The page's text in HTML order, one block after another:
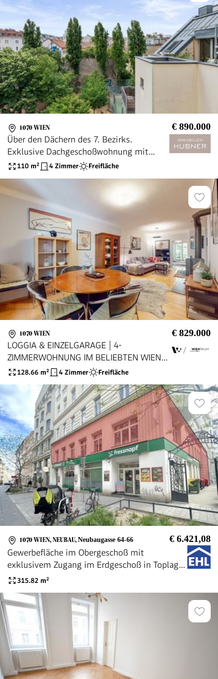
1070 WIEN € 890.000
Über den Dächern des 7. Bezirks.
Exklusive Dachgeschoßwohnung mit
Terrasse in der Burggasse!
110 m² 4 Zimmer Freifläche
1070 WIEN € 829.000
LOGGIA & EINZELGARAGE | 4-
ZIMMERWOHNUNG IM BELIEBTEN WIEN-
NEUBAU
128.66 m² 4 Zimmer Freifläche
1070 WIEN, NEUBAU, Neubaugasse 64-66 € 6.421,08
Gewerbefläche im Obergeschoß mit
exklusivem Zugang im Erdgeschoß in Toplage
Neubaugasse!
315.82 m²